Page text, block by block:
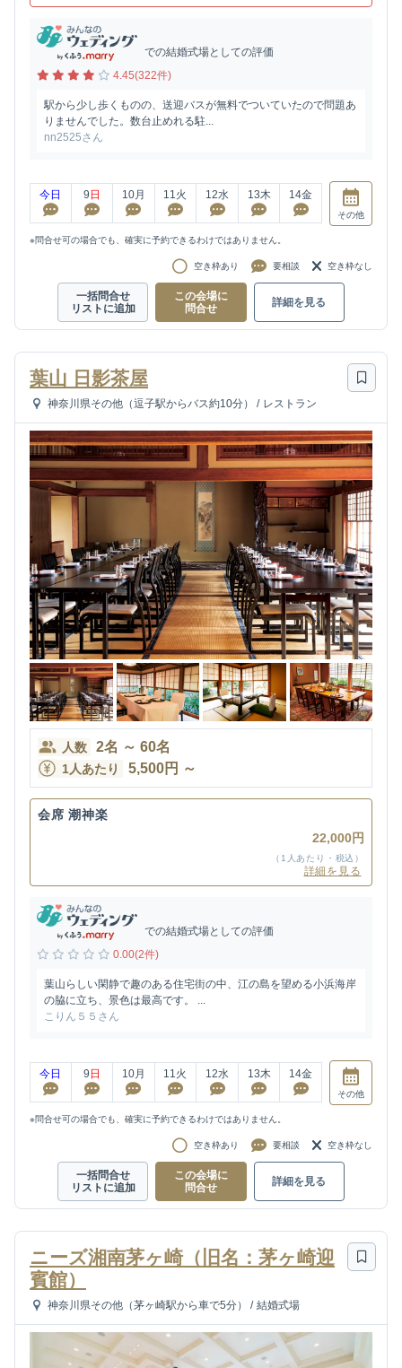
での結婚式場としての評価
4.45(322件)
駅から少し歩くものの、送迎バスが無料でついていたので問題あ
りませんでした。数台止めれる駐...
nn2525さん
今日 9 日 10月 11火 12水 13木 14金
その他
※問合せ可の場合でも、確実に予約できるわけではありません。
空き枠あり 要相談 空き枠なし
一括問合せ
リストに追加
この会場に
問合せ
詳細を見る
葉山 日影茶屋
神奈川県その他（逗子駅からバス約10分） / レストラン
人数 2名 ～ 60名
1人あたり 5,500円 ～
会席 潮神楽
22,000円
（1人あたり・税込）
詳細を見る
での結婚式場としての評価
0.00(2件)
葉山らしい閑静で趣のある住宅街の中、江の島を望める小浜海岸
の脇に立ち、景色は最高です。 ...
こりん５５さん
今日 9 日 10月 11火 12水 13木 14金
その他
※問合せ可の場合でも、確実に予約できるわけではありません。
空き枠あり 要相談 空き枠なし
一括問合せ
リストに追加
この会場に
問合せ
詳細を見る
ニーズ湘南茅ヶ崎（旧名：茅ヶ崎迎
賓館）
神奈川県その他（茅ヶ崎駅から車で5分） / 結婚式場